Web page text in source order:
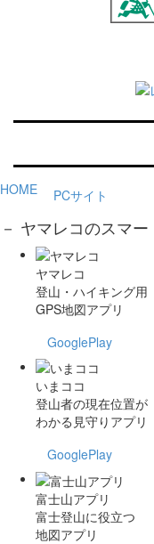
HOME PCサイト
－ ヤマレコのスマ
ヤマレコ
登山・ハイキング用
GPS地図アプリ
GooglePlay
いまココ
登山者の現在位置が
わかる見守りアプリ
GooglePlay
富士山アプリ
富士登山に役立つ
地図アプリ